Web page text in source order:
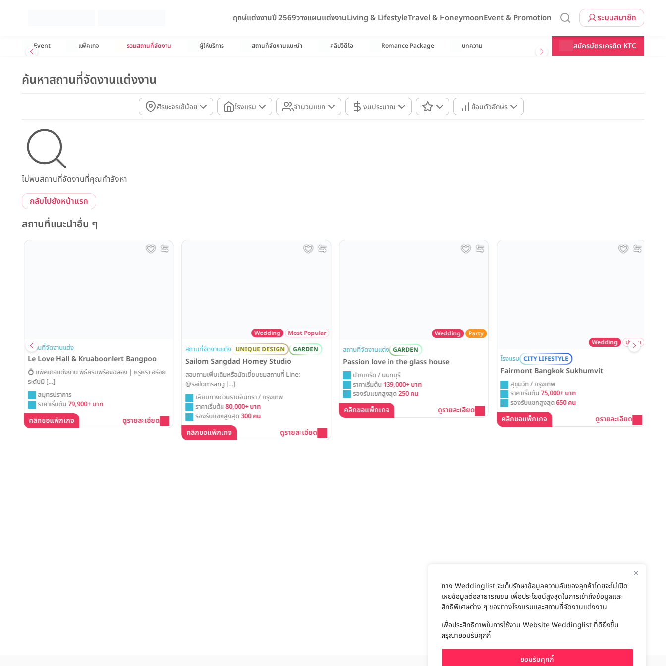
ทาง Weddinglist จะเก็บรักษาข้อมูลความลับของลูกค้าโดยจะไม่เปิด
เผยข้อมูลต่อสาธารณชน เพื่อประโยชน์สูงสุดในการเข้าถึงข้อมูลและ
สิทธิพิเศษต่าง ๆ ของทางโรงแรมและสถานที่จัดงานแต่งงาน
เพื่อประสิทธิภาพในการใช้งาน Website Weddinglist ที่ดียิ่งขึ้น
กรุณายอมรับคุกกี้
ยอมรับคุกกี้
ระบบสมาชิก
ฤกษ์แต่งงานปี 2569วางแผนแต่งงานLiving & LifestyleTravel & HoneymoonEvent & Promotion
Event แพ็คเกจ รวมสถานที่จัดงาน ผู้ให้บริการ สถานที่จัดงานแนะนำ คลิปวีดีโอ Romance Package บทความ สมัครบัตรเครดิต KTC
ค้นหาสถานที่จัดงานแต่งงาน
ศีรษะจรเข้น้อย โรงแรม จำนวนแขก งบประมาณ ย้อนตัวอักษร
ไม่พบสถานที่จัดงานที่คุณกำลังหา
กลับไปยังหน้าแรก
สถานที่แนะนำอื่น ๆ
สถานที่จัดงานแต่ง
Le Love Hall & Kruaboonlert Bangpoo
💍 แพ็คเกจแต่งงาน พิธีครบพร้อมฉลอง | หรูหรา อร่อย
ระดับมิ […]
สมุทรปราการ
ราคาเริ่มต้น79,900+ บาท
คลิกขอแพ็กเกจ ดูรายละเอียด
Wedding Most Popular
สถานที่จัดงานแต่ง UNIQUE DESIGN GARDEN
Sailom Sangdad Homey Studio
สอบถามเพิ่มเติมหรือนัดเยี่ยมชมสถานที่ Line:
@sailomsang […]
เลียบทางด่วนรามอินทรา / กรุงเทพ
ราคาเริ่มต้น80,000+ บาท
รองรับแขกสูงสุด300 คน
คลิกขอแพ็กเกจ ดูรายละเอียด
Wedding Party
สถานที่จัดงานแต่ง GARDEN
Passion love in the glass house
ปากเกร็ด / นนทบุรี
ราคาเริ่มต้น139,000+ บาท
รองรับแขกสูงสุด250 คน
คลิกขอแพ็กเกจ ดูรายละเอียด
Wedding ประชุม
โรงแรม CITY LIFESTYLE
Fairmont Bangkok Sukhumvit
สุขุมวิท / กรุงเทพ
ราคาเริ่มต้น75,000+ บาท
รองรับแขกสูงสุด650 คน
คลิกขอแพ็กเกจ ดูรายละเอียด